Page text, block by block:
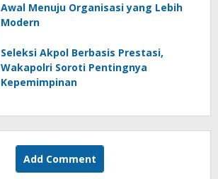
Awal Menuju Organisasi yang Lebih
Modern
Seleksi Akpol Berbasis Prestasi,
Wakapolri Soroti Pentingnya
Kepemimpinan
Add Comment